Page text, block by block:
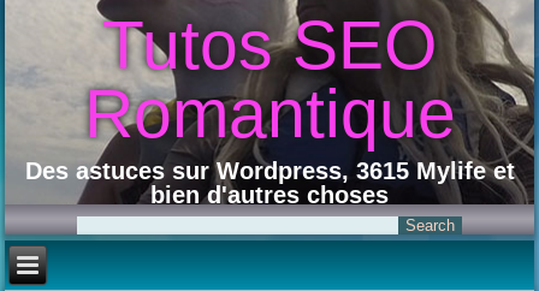
Tutos SEO
Romantique
Des astuces sur Wordpress, 3615 Mylife et
bien d'autres choses